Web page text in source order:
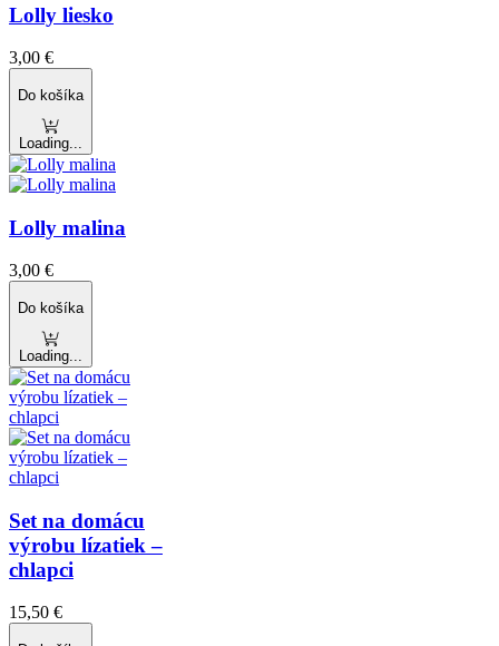
Lolly liesko
3,00 €
Do košíka
Loading...
Lolly malina
3,00 €
Do košíka
Loading...
Set na domácu
výrobu lízatiek –
chlapci
15,50 €